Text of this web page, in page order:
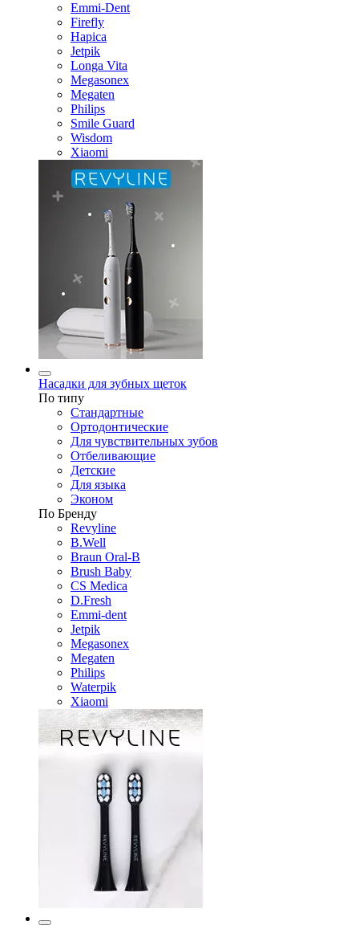
Emmi-Dent
Firefly
Hapica
Jetpik
Longa Vita
Megasonex
Megaten
Philips
Smile Guard
Wisdom
Xiaomi
Насадки для зубных щеток
По типу
Стандартные
Ортодонтические
Для чувствительных зубов
Отбеливающие
Детские
Для языка
Эконом
По Бренду
Revyline
B.Well
Braun Oral-B
Brush Baby
CS Medica
D.Fresh
Emmi-dent
Jetpik
Megasonex
Megaten
Philips
Waterpik
Xiaomi